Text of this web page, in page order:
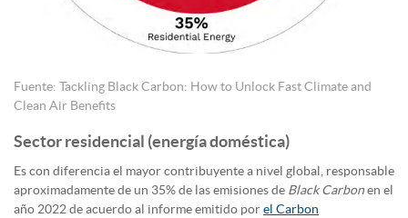
Fuente: Tackling Black Carbon: How to Unlock Fast Climate and
Clean Air Benefits
Sector residencial (energía doméstica)
Es con diferencia el mayor contribuyente a nivel global, responsable
aproximadamente de un 35% de las emisiones de Black Carbonen el
año 2022 de acuerdo al informe emitido porel Carbon